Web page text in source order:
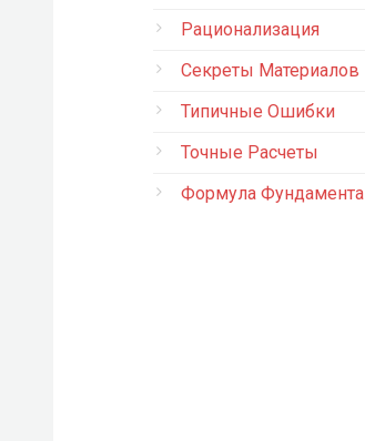
Рационализация
Секреты Материалов
Типичные Ошибки
Точные Расчеты
Формула Фундамента